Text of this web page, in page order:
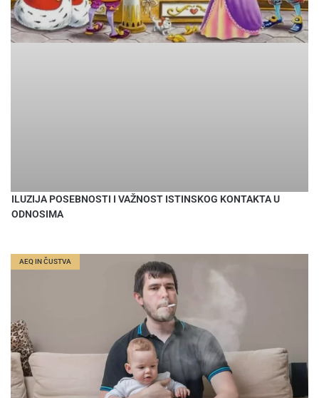
ILUZIJA POSEBNOSTI I VAŽNOST ISTINSKOG KONTAKTA U
ODNOSIMA
AEQ IN ČUSTVA